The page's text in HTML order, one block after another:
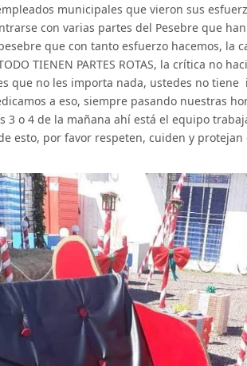
municipales que vieron sus
con varias partes del Pesebre que
que con tanto esfuerzo hacemos, la
TIENEN PARTES ROTAS, la crítica no
que no les importa nada, ustedes no tiene
a eso, siempre pasando nuestras
3 o 4 de la mañana ahí está el equipo
esto, por favor respeten, cuiden y protejan